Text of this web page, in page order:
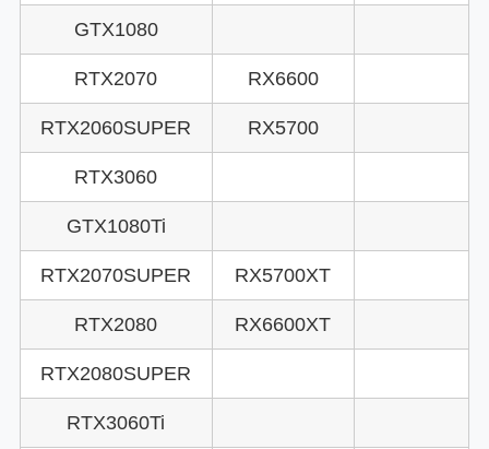
GTX1080
RTX2070 RX6600
RTX2060SUPER RX5700
RTX3060
GTX1080Ti
RTX2070SUPER RX5700XT
RTX2080 RX6600XT
RTX2080SUPER
RTX3060Ti